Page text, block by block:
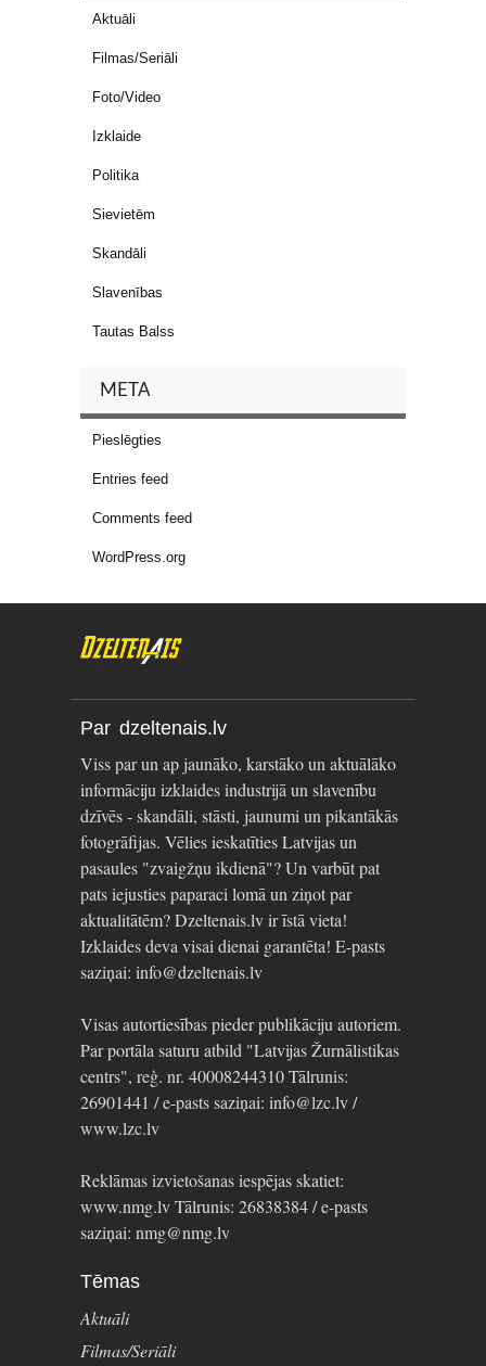
Aktuāli
Filmas/Seriāli
Foto/Video
Izklaide
Politika
Sievietēm
Skandāli
Slavenības
Tautas Balss
META
Pieslēgties
Entries feed
Comments feed
WordPress.org
Par dzeltenais.lv
Viss par un ap jaunāko, karstāko un aktuālāko
informāciju izklaides industrijā un slavenību
dzīvēs - skandāli, stāsti, jaunumi un pikantākās
fotogrāfijas. Vēlies ieskatīties Latvijas un
pasaules "zvaigžņu ikdienā"? Un varbūt pat
pats iejusties paparaci lomā un ziņot par
aktualitātēm? Dzeltenais.lv ir īstā vieta!
Izklaides deva visai dienai garantēta! E-pasts
saziņai: info@dzeltenais.lv
Visas autortiesības pieder publikāciju autoriem.
Par portāla saturu atbild "Latvijas Žurnālistikas
centrs", reģ. nr. 40008244310 Tālrunis:
26901441 / e-pasts saziņai: info@lzc.lv /
www.lzc.lv
Reklāmas izvietošanas iespējas skatiet:
www.nmg.lv Tālrunis: 26838384 / e-pasts
saziņai: nmg@nmg.lv
Tēmas
Aktuāli
Filmas/Seriāli